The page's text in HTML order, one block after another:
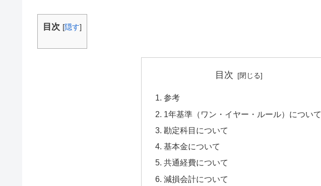
目次 [隠す]
目次
参考
1年基準（ワン・イヤー・ルール）について
勘定科目について
基本金について
共通経費について
減損会計について